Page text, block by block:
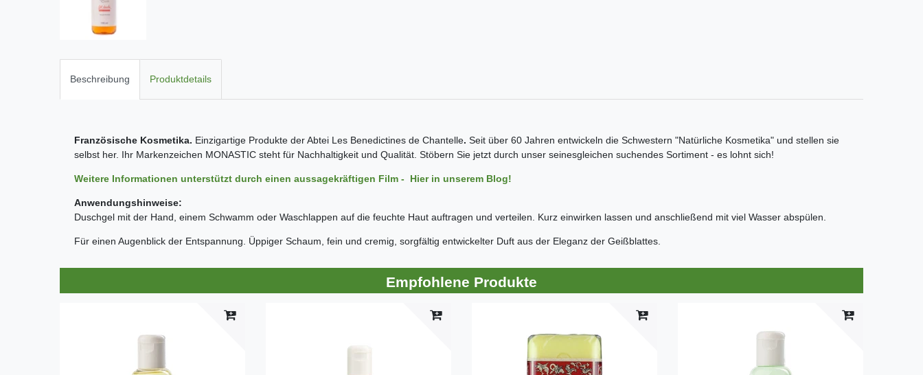
Beschreibung Produktdetails
Französische Kosmetika. Einzigartige Produkte der Abtei Les Benedictines de Chantelle. Seit über 60 Jahren entwickeln die Schwestern "Natürliche Kosmetika" und stellen sie
selbst her. Ihr Markenzeichen MONASTIC steht für Nachhaltigkeit und Qualität. Stöbern Sie jetzt durch unser seinesgleichen suchendes Sortiment - es lohnt sich!
Weitere Informationen unterstützt durch einen aussagekräftigen Film - Hier in unserem Blog!
Anwendungshinweise:
Duschgel mit der Hand, einem Schwamm oder Waschlappen auf die feuchte Haut auftragen und verteilen. Kurz einwirken lassen und anschließend mit viel Wasser abspülen.
Für einen Augenblick der Entspannung. Üppiger Schaum, fein und cremig, sorgfältig entwickelter Duft aus der Eleganz der Geißblattes.
Empfohlene Produkte